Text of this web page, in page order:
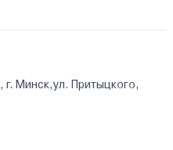
Минск,ул. Притыцкого,